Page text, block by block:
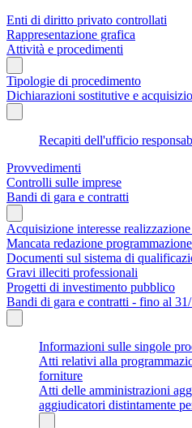
Enti di diritto privato controllati
Rappresentazione grafica
Attività e procedimenti
Tipologie di procedimento
Dichiarazioni sostitutive e
Recapiti dell'ufficio
Provvedimenti
Controlli sulle imprese
Bandi di gara e contratti
Acquisizione interesse
Mancata redazione programmazione
Documenti sul sistema di
Gravi illeciti professionali
Progetti di investimento pubblico
Bandi di gara e contratti - fino al
Informazioni sulle singole
Atti relativi alla
forniture
Atti delle amministrazioni
aggiudicatori distintamente